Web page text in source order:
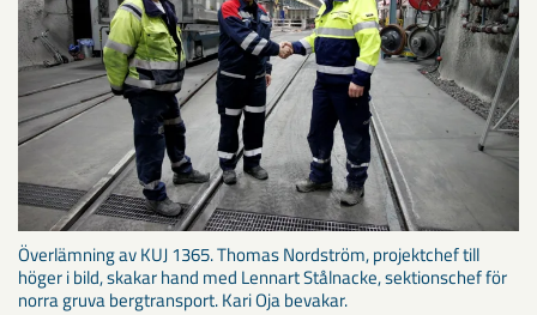
Överlämning av KUJ 1365. Thomas Nordström, projektchef till
höger i bild, skakar hand med Lennart Stålnacke, sektionschef för
norra gruva bergtransport. Kari Oja bevakar.